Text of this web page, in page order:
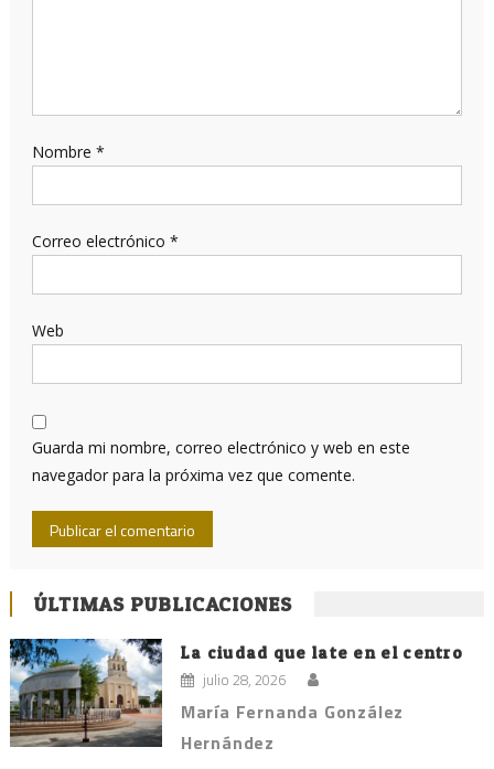
Nombre *
Correo electrónico *
Web
Guarda mi nombre, correo electrónico y web en este
navegador para la próxima vez que comente.
ÚLTIMAS PUBLICACIONES
La ciudad que late en el centro
julio 28, 2026
María Fernanda González
Hernández